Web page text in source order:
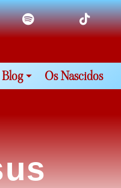
Blog Os Nascidos